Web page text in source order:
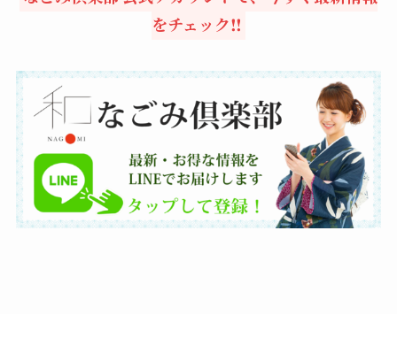
をチェック‼